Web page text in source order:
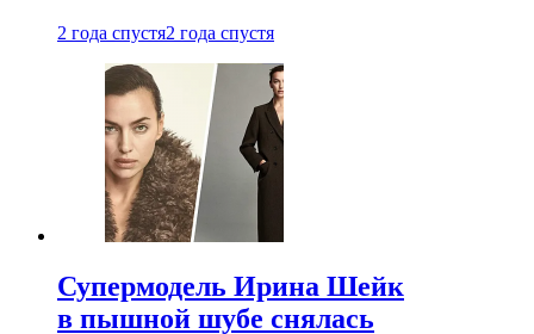
2 года спустя2 года спустя
Супермодель Ирина Шейк
в пышной шубе снялась